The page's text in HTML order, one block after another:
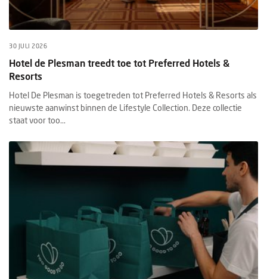
30 JULI 2026
Hotel de Plesman treedt toe tot Preferred Hotels &
Resorts
Hotel De Plesman is toegetreden tot Preferred Hotels & Resorts als
nieuwste aanwinst binnen de Lifestyle Collection. Deze collectie
staat voor too...